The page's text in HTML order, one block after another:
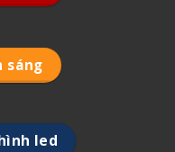
sáng
led